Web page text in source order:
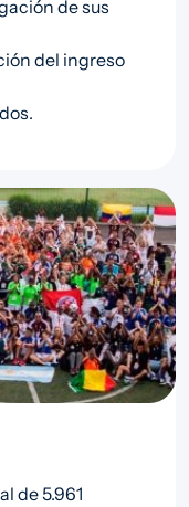
de sus
del ingreso
de 5.961